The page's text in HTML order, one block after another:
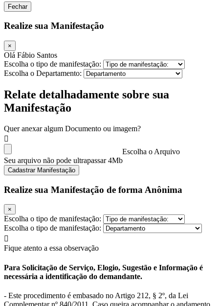
Fechar
Realize sua Manifestação
×
Olá Fábio Santos
Escolha o tipo de manifestação:
Escolha o Departamento:
Relate detalhadamente sobre sua
Manifestação
Quer anexar algum Documento ou imagem?
Escolha o Arquivo
Seu arquivo não pode ultrapassar 4Mb
Cadastrar Manifestação
Realize sua Manifestação de forma Anônima
×
Escolha o tipo de manifestação:
Escolha o tipo de manifestação:
Fique atento a essa observação
Para Solicitação de Serviço, Elogio, Sugestão e Informação é
necessária a identificação do demandante.
- Este procedimento é embasado no Artigo 212, § 2º, da Lei
Complementar nº 840/2011. Caso queira acompanhar o andamento,